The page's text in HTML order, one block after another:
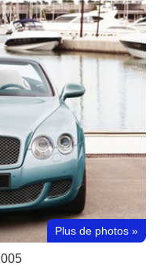
Plus de photos »